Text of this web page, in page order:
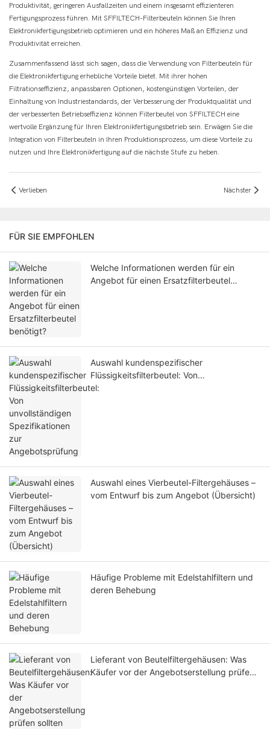
Produktivität, geringeren Ausfallzeiten und einem insgesamt effizienteren
Fertigungsprozess führen. Mit SFFILTECH-Filterbeuteln können Sie Ihren
Elektronikfertigungsbetrieb optimieren und ein höheres Maß an Effizienz und
Produktivität erreichen.
Zusammenfassend lässt sich sagen, dass die Verwendung von Filterbeuteln für
die Elektronikfertigung erhebliche Vorteile bietet. Mit ihrer hohen
Filtrationseffizienz, anpassbaren Optionen, kostengünstigen Vorteilen, der
Einhaltung von Industriestandards, der Verbesserung der Produktqualität und
der verbesserten Betriebseffizienz können Filterbeutel von SFFILTECH eine
wertvolle Ergänzung für Ihren Elektronikfertigungsbetrieb sein. Erwägen Sie die
Integration von Filterbeuteln in Ihren Produktionsprozess, um diese Vorteile zu
nutzen und Ihre Elektronikfertigung auf die nächste Stufe zu heben.
Verlieben Nächster
FÜR SIE EMPFOHLEN
Welche Informationen werden für ein
Angebot für einen Ersatzfilterbeutel
Auswahl kundenspezifischer
Flüssigkeitsfilterbeutel: Von
unvollständigen Spezifikationen zur
Auswahl eines Vierbeutel-Filtergehäuses –
vom Entwurf bis zum Angebot (Übersicht)
Häufige Probleme mit Edelstahlfiltern und
deren Behebung
Lieferant von Beutelfiltergehäusen: Was
Käufer vor der Angebotserstellung prüfen